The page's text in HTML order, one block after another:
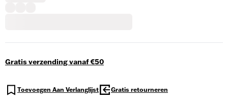
Gratis verzending vanaf €50
Toevoegen Aan Verlanglijst Gratis retourneren